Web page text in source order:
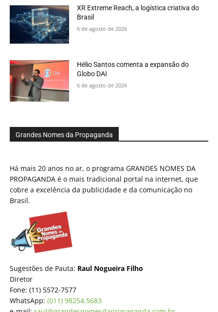
XR Extreme Reach, a logística criativa do
Brasil
6 de agosto de 2026
Hélio Santos comenta a expansão do
Globo DAI
6 de agosto de 2026
Grandes Nomes da Propaganda
Há mais 20 anos no ar, o programa GRANDES NOMES DA
PROPAGANDA é o mais tradicional portal na internet, que
cobre a excelência da publicidade e da comunicação no
Brasil.
Sugestões de Pauta: Raul Nogueira Filho
Diretor
Fone: (11) 5572-7577
WhatsApp: (011) 98254.5683